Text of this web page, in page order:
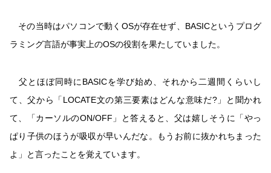
その当時はパソコンで動くOSが存在せず、BASICというプログ
ラミング言語が事実上のOSの役割を果たしていました。
父とほぼ同時にBASICを学び始め、それから二週間くらいし
て、父から「LOCATE文の第三要素はどんな意味だ?」と聞かれ
て、「カーソルのON/OFF」と答えると、父は嬉しそうに「やっ
ぱり子供のほうが吸収が早いんだな。もうお前に抜かれちまった
よ」と言ったことを覚えています。